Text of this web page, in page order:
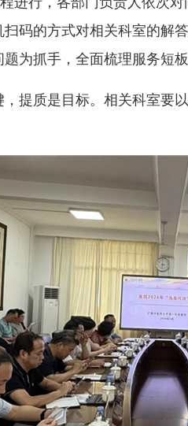
码的方式对相关科室的解
为抓手，全面梳理服务短板
提质是目标。相关科室要